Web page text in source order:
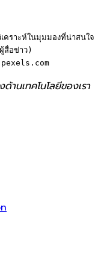
คราะห์ในมุมมองที่น่าสนใจ
สื่อข่าว)
านเทคโนโลยีของเรา